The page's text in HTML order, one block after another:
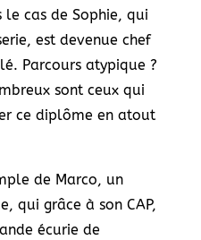
le cas de Sophie, qui
est devenue chef
Parcours atypique ?
sont ceux qui
ce diplôme en atout
de Marco, un
qui grâce à son CAP,
écurie de